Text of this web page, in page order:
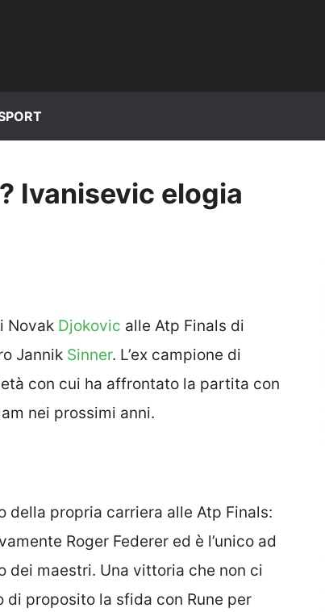
Ivanisevic elogia
Novak Djokovic alle Atp Finals di
Jannik Sinner. L’ex campione di
con cui ha affrontato la partita con
nei prossimi anni.
propria carriera alle Atp Finals:
Roger Federer ed è l’unico ad
dei maestri. Una vittoria che non ci
di proposito la sfida con Rune per